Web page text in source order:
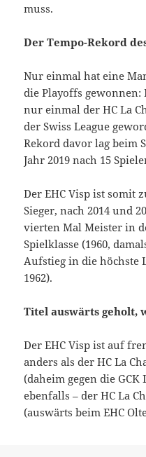
muss.
Der Tempo-Rekord
Nur einmal hat eine
die Playoffs gewonnen:
nur einmal der HC La
der Swiss League
Rekord davor lag beim
Jahr 2019 nach 15
Der EHC Visp ist somit
Sieger, nach 2014 und
vierten Mal Meister in
Spielklasse (1960,
Aufstieg in die höchste
1962).
Titel auswärts geholt,
Der EHC Visp ist auf
anders als der HC La
(daheim gegen die
ebenfalls – der HC La
(auswärts beim EHC